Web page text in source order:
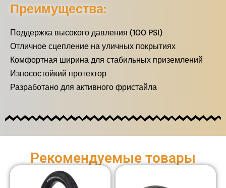
Преимущества:
Поддержка высокого давления (100 PSI)
Отличное сцепление на уличных покрытиях
Комфортная ширина для стабильных приземлений
Износостойкий протектор
Разработано для активного фристайла
Рекомендуемые товары